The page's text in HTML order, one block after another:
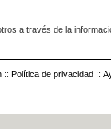
a través de la
:: Política de privacidad ::